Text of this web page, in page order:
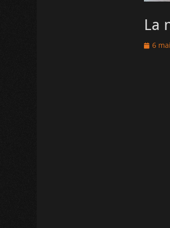
La
Posted
6